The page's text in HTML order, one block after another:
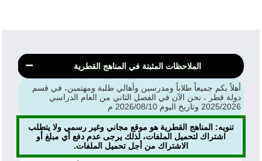
الملاحظات المثبتة في المناهج القطرية
أهلاً بكم جميعاً طلاباً ومدرسين وأهالي طلبة ومهتمين، في قسم
دولة قطر ، نحن الآن في الفصل الثاني من العام الدراسي
2025/2026 وتاريخ اليوم 2026/08/10 م
تنويه: المناهج القطرية هو موقع مجاني وغير رسمي ولا يتطلب
اشتراك لتحميل الملفات، لذلك يرجى عدم دفع أي مبلغ أو
الاشتراك من أجل تحميل الملفات.